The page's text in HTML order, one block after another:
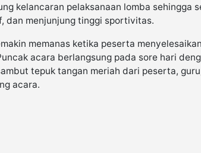
kelancaran pelaksanaan lomba sehingga
dan menjunjung tinggi sportivitas.
memanas ketika peserta
acara berlangsung pada sore hari
tepuk tangan meriah dari peserta,
acara.